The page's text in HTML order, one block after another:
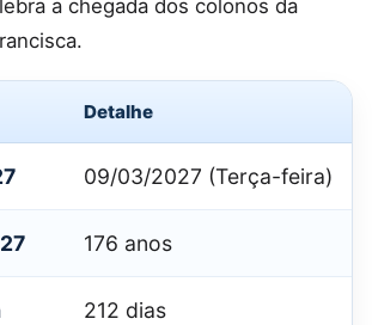
a chegada dos colonos da
Detalhe
09/03/2027 (Terça-feira)
176 anos
212 dias